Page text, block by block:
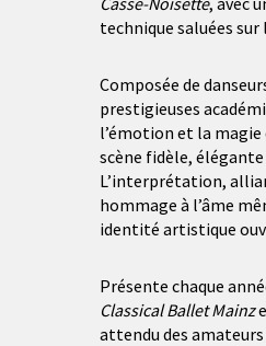
technique saluées
Composée de
prestigieuses
l’émotion et la magie
scène fidèle,
L’interprétation,
hommage à l’âme
identité artistique
Présente chaque
Classical Ballet Mainz
attendu des